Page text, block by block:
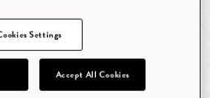
Settings
Accept All Cookies